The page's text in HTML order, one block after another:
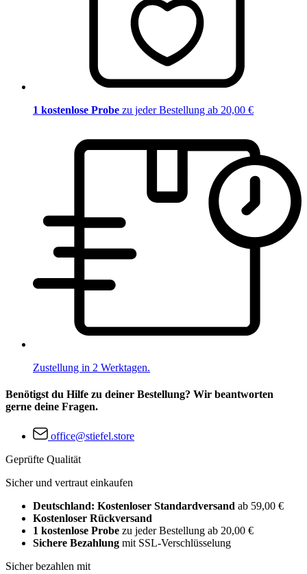
1 kostenlose Probe zu jeder Bestellung ab 20,00 €
Zustellung in 2 Werktagen.
Benötigst du Hilfe zu deiner Bestellung? Wir beantworten
gerne deine Fragen.
office@stiefel.store
Geprüfte Qualität
Sicher und vertraut einkaufen
Deutschland: Kostenloser Standardversand ab 59,00 €
Kostenloser Rückversand
1 kostenlose Probe zu jeder Bestellung ab 20,00 €
Sichere Bezahlung mit SSL-Verschlüsselung
Sicher bezahlen mit